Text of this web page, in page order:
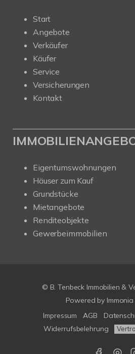
Start
Angebote
Verkäufer
Käufer
Service
Versicherungen
Kontakt
Eigentumswohnungen
Häuser zum Kauf
Grundstücke
Mietangebote
Renditeobjekte
Gewerbeimmobilien
© B. Tenbeck Immobilien &
Powered by Immonia
Impressum
AGB
Widerrufsbelehrung